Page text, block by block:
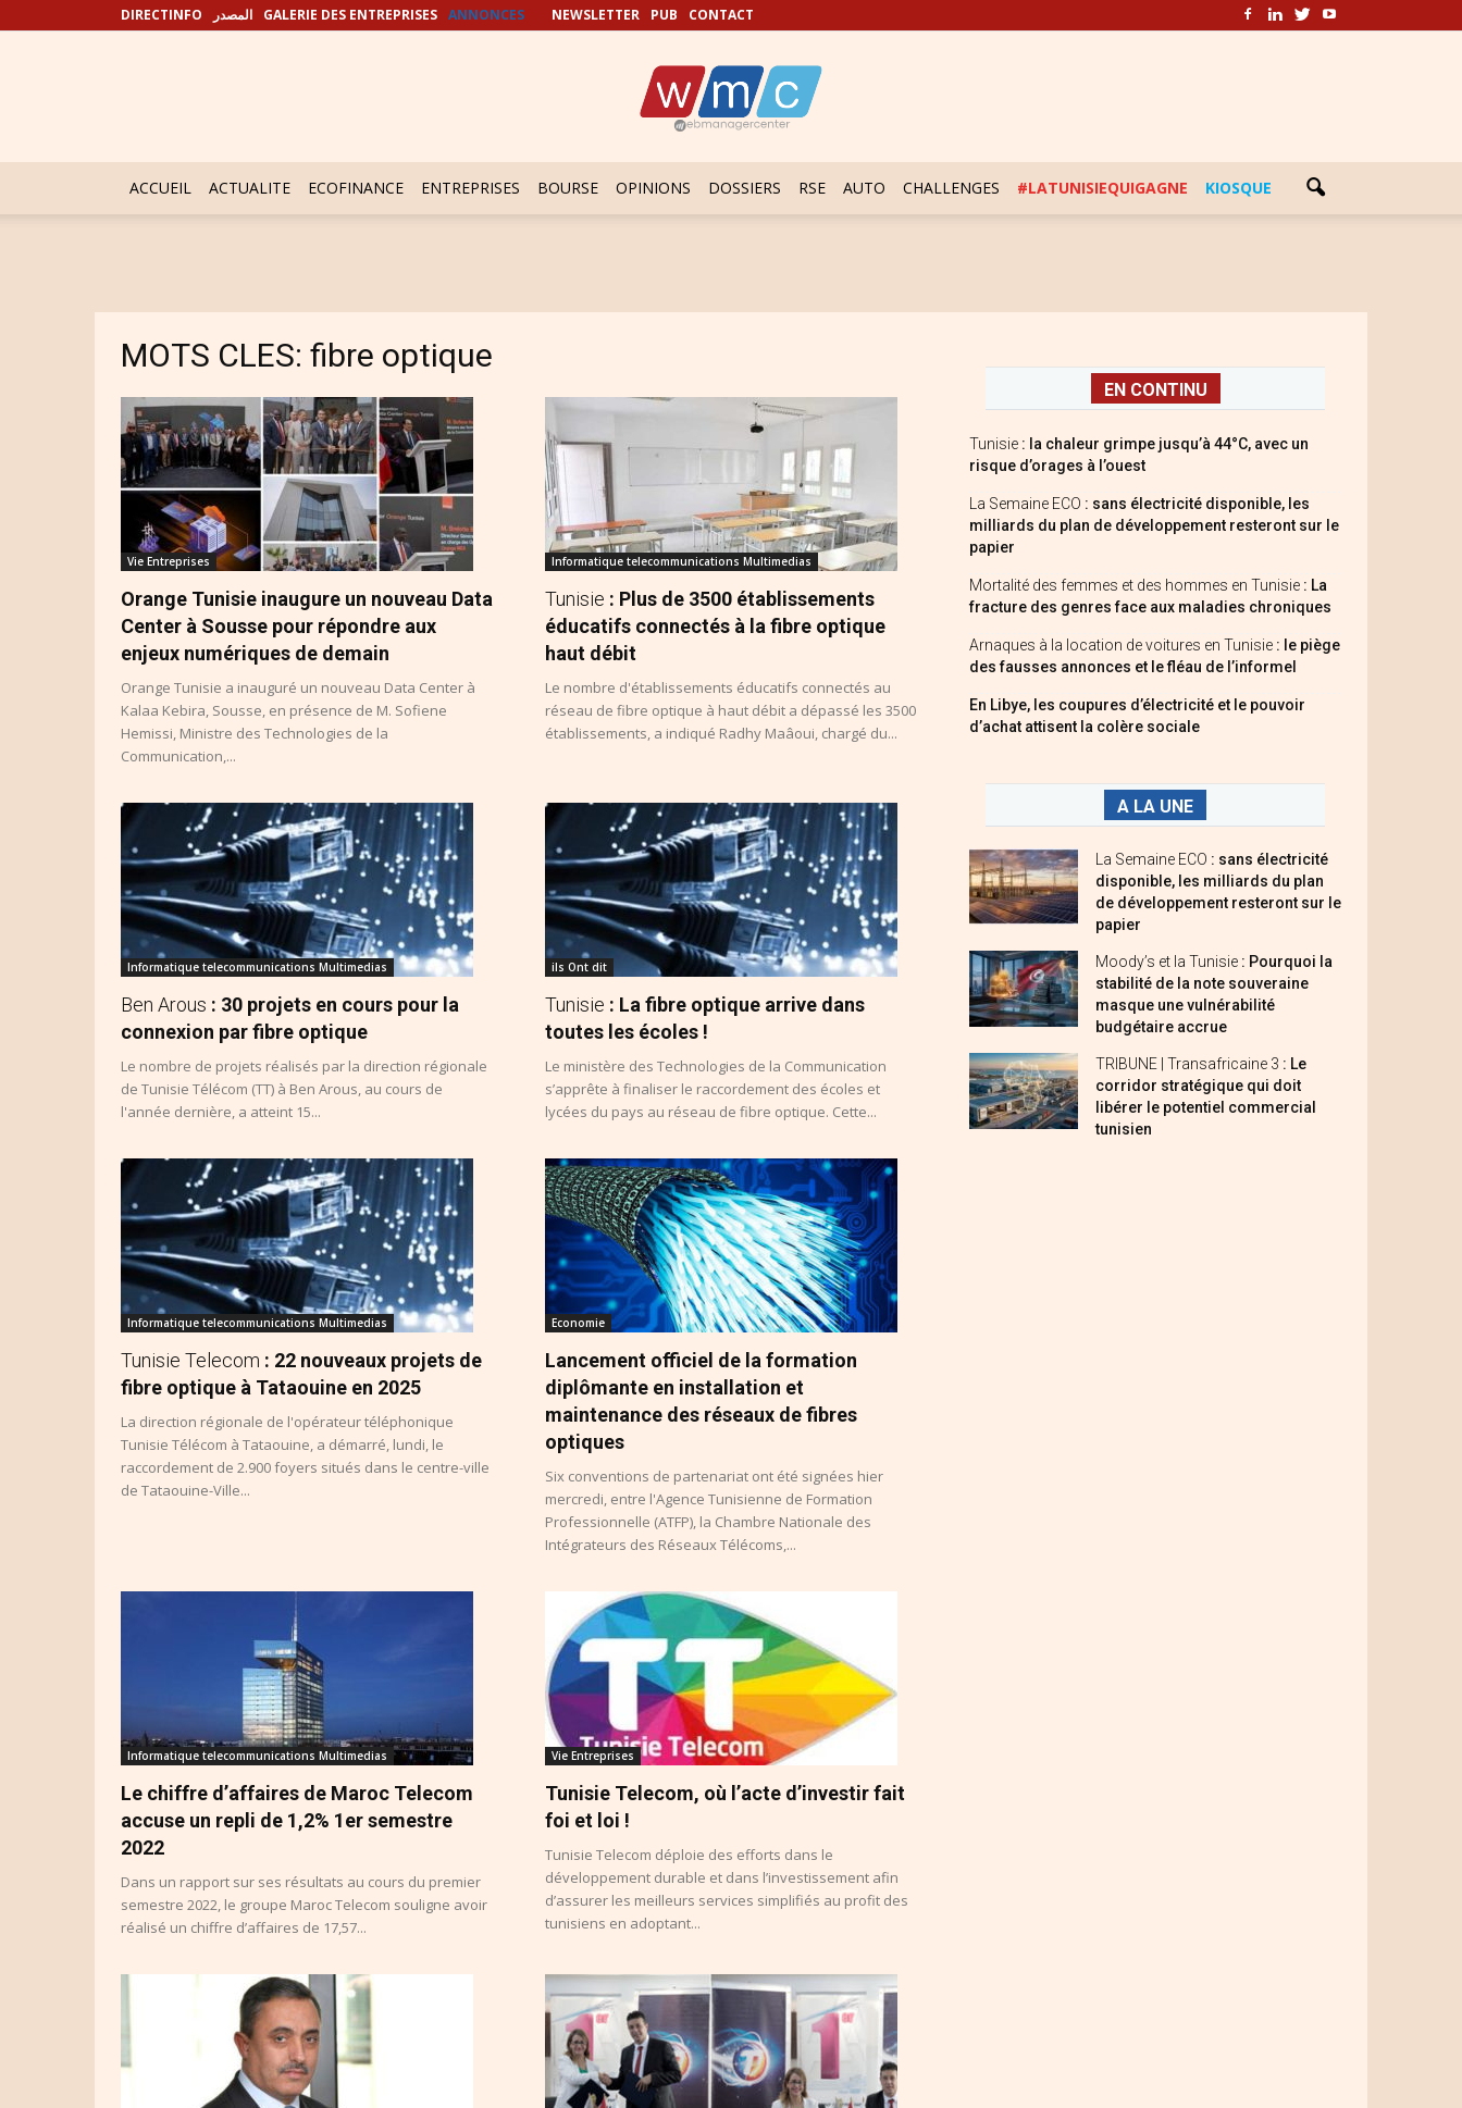
DIRECTINFO المصدر GALERIE DES ENTREPRISES ANNONCES NEWSLETTER PUB CONTACT
ACCUEIL ACTUALITE ECOFINANCE ENTREPRISES BOURSE OPINIONS DOSSIERS RSE AUTO CHALLENGES #LATUNISIEQUIGAGNE KIOSQUE
MOTS CLES: fibre optique
Vie Entreprises
Orange Tunisie inaugure un nouveau Data
Center à Sousse pour répondre aux
enjeux numériques de demain
Orange Tunisie a inauguré un nouveau Data Center à
Kalaa Kebira, Sousse, en présence de M. Sofiene
Hemissi, Ministre des Technologies de la
Communication,...
Informatique telecommunications Multimedias
Tunisie : Plus de 3500 établissements
éducatifs connectés à la fibre optique
haut débit
Le nombre d'établissements éducatifs connectés au
réseau de fibre optique à haut débit a dépassé les 3500
établissements, a indiqué Radhy Maâoui, chargé du...
Informatique telecommunications Multimedias
Ben Arous : 30 projets en cours pour la
connexion par fibre optique
Le nombre de projets réalisés par la direction régionale
de Tunisie Télécom (TT) à Ben Arous, au cours de
l'année dernière, a atteint 15...
ils Ont dit
Tunisie : La fibre optique arrive dans
toutes les écoles !
Le ministère des Technologies de la Communication
s’apprête à finaliser le raccordement des écoles et
lycées du pays au réseau de fibre optique. Cette...
Informatique telecommunications Multimedias
Tunisie Telecom : 22 nouveaux projets de
fibre optique à Tataouine en 2025
La direction régionale de l'opérateur téléphonique
Tunisie Télécom à Tataouine, a démarré, lundi, le
raccordement de 2.900 foyers situés dans le centre-ville
de Tataouine-Ville...
Economie
Lancement officiel de la formation
diplômante en installation et
maintenance des réseaux de fibres
optiques
Six conventions de partenariat ont été signées hier
mercredi, entre l'Agence Tunisienne de Formation
Professionnelle (ATFP), la Chambre Nationale des
Intégrateurs des Réseaux Télécoms,...
Informatique telecommunications Multimedias
Le chiffre d’affaires de Maroc Telecom
accuse un repli de 1,2% 1er semestre
2022
Dans un rapport sur ses résultats au cours du premier
semestre 2022, le groupe Maroc Telecom souligne avoir
réalisé un chiffre d’affaires de 17,57...
Vie Entreprises
Tunisie Telecom, où l’acte d’investir fait
foi et loi !
Tunisie Telecom déploie des efforts dans le
développement durable et dans l’investissement afin
d’assurer les meilleurs services simplifiés au profit des
tunisiens en adoptant...
EN CONTINU
Tunisie : la chaleur grimpe jusqu’à 44°C, avec un
risque d’orages à l’ouest
La Semaine ECO : sans électricité disponible, les
milliards du plan de développement resteront sur le
papier
Mortalité des femmes et des hommes en Tunisie : La
fracture des genres face aux maladies chroniques
Arnaques à la location de voitures en Tunisie : le piège
des fausses annonces et le fléau de l’informel
En Libye, les coupures d’électricité et le pouvoir
d’achat attisent la colère sociale
A LA UNE
La Semaine ECO : sans électricité
disponible, les milliards du plan
de développement resteront sur le
papier
Moody’s et la Tunisie : Pourquoi la
stabilité de la note souveraine
masque une vulnérabilité
budgétaire accrue
TRIBUNE | Transafricaine 3 : Le
corridor stratégique qui doit
libérer le potentiel commercial
tunisien